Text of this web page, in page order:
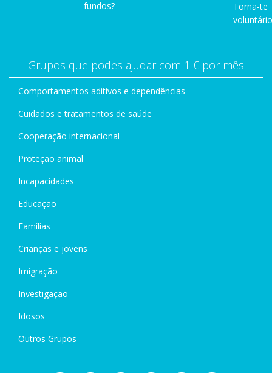
fundos?
Torna-te
Grupos que podes ajudar com 1 € por mês
Comportamentos aditivos e dependências
Cuidados e tratamentos de saúde
Cooperação internacional
Proteção animal
Incapacidades
Educação
Famílias
Crianças e jovens
Imigração
Investigação
Idosos
Outros Grupos